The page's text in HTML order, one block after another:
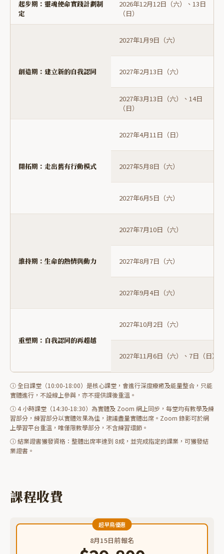
起步期：靈魂使命實踐計劃制
定
2026年12月12日（六）、13日
（日）
創造期：建立新的自我認同
2027年1月9日（六）
2027年2月13日（六）
2027年3月13日（六）、14日
（日）
開拓期：走出舊有行動模式
2027年4月11日（日）
2027年5月8日（六）
2027年6月5日（六）
維持期：生命的熱情與動力
2027年7月10日（六）
2027年8月7日（六）
2027年9月4日（六）
重塑期：自我認同的再超越
2027年10月2日（六）
2027年11月6日（六）、7日（日）
ⓘ 全日課堂（10:00-18:00）是核心課堂，會進行深度療癒及能量整合，只能
實體進行，不設線上參與，亦不提供課後重溫。
ⓘ 4 小時課堂（14:30-18:30）為實體及 Zoom 網上同步，每堂均有教學及練
習部分，練習部分以實體效果為佳，建議盡量實體出席。Zoom 錄影可於網
上學習平台重溫，唯僅限教學部分，不含練習環節。
ⓘ 結業證書獲發資格：整體出席率達到 8成，並完成指定的課業，可獲發結
業證書。
課程收費
超早鳥優惠
8月15日前報名